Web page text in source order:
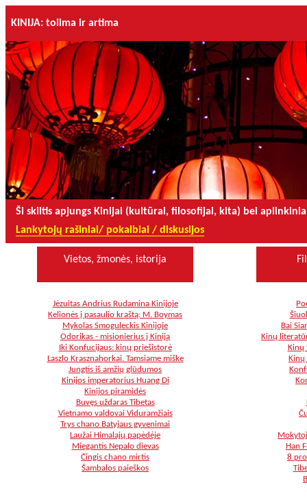
KINIJA: tolima ir artima
Ši skiltis apjungs Kinijai (kultūrai, filosofijai, kita) bei
Lankytojų rašiniai/ pokalbiai / diskusijos
Vietos, žmonės, istorija
Jėzuitas Andrius Rudamina Kinijoje
Kelionės į pasaulio kraštą: M. Boymas
Mykolas Smoguleckis Kinijoje
Odorikas - misionierius į Kiniją
Iki Konfucijaus: kinų priešistorė
Laszlo Krasznahorkai. Tamsiame miške
Jungtis iš amžių glūdumos
Kinijos imperatorius Huang Di
Kinijos piramidės
Buvęs uždaras Tibetas
Vietnamo valdovai Viduramžiais
Trys chano Batyjaus gyvenimai
Laužai Himalajų papėdėje
Miegantis Nepalo dievas
Čingis chano mirtis
Šambalos paieškos
Bai
Kinų
Kinų
Kinų
Han
8